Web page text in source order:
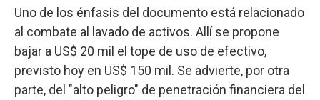
Uno de los énfasis del documento está relacionado
al combate al lavado de activos. Allí se propone
bajar a US$ 20 mil el tope de uso de efectivo,
previsto hoy en US$ 150 mil. Se advierte, por otra
parte, del "alto peligro" de penetración financiera del